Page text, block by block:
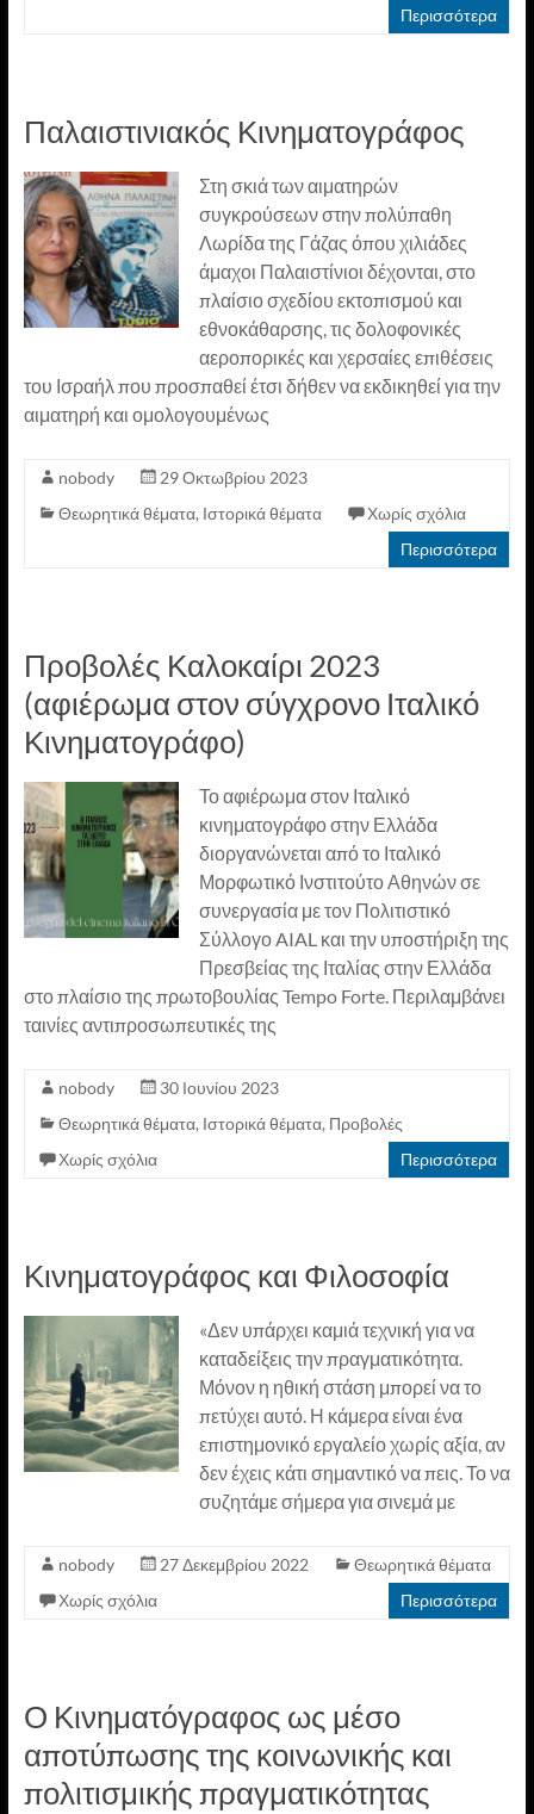
Περισσότερα
Παλαιστινιακός Κινηματογράφος
Στη σκιά των αιματηρών
συγκρούσεων στην πολύπαθη
Λωρίδα της Γάζας όπου χιλιάδες
άμαχοι Παλαιστίνιοι δέχονται, στο
πλαίσιο σχεδίου εκτοπισμού και
εθνοκάθαρσης, τις δολοφονικές
αεροπορικές και χερσαίες επιθέσεις
του Ισραήλ που προσπαθεί έτσι δήθεν να εκδικηθεί για την
αιματηρή και ομολογουμένως
nobody
29 Οκτωβρίου 2023
Θεωρητικά θέματα, Ιστορικά θέματα
Χωρίς σχόλια
Περισσότερα
Προβολές Καλοκαίρι 2023
(αφιέρωμα στον σύγχρονο Ιταλικό
Κινηματογράφο)
Το αφιέρωμα στον Ιταλικό
κινηματογράφο στην Ελλάδα
διοργανώνεται από το Ιταλικό
Μορφωτικό Ινστιτούτο Αθηνών σε
συνεργασία με τον Πολιτιστικό
Σύλλογο AIAL και την υποστήριξη της
Πρεσβείας της Ιταλίας στην Ελλάδα
στο πλαίσιο της πρωτοβουλίας Tempo Forte. Περιλαμβάνει
ταινίες αντιπροσωπευτικές της
nobody
30 Ιουνίου 2023
Θεωρητικά θέματα, Ιστορικά θέματα, Προβολές
Χωρίς σχόλια
Περισσότερα
Κινηματογράφος και Φιλοσοφία
«Δεν υπάρχει καμιά τεχνική για να
καταδείξεις την πραγματικότητα.
Μόνον η ηθική στάση μπορεί να το
πετύχει αυτό. Η κάμερα είναι ένα
επιστημονικό εργαλείο χωρίς αξία, αν
δεν έχεις κάτι σημαντικό να πεις. Το να
συζητάμε σήμερα για σινεμά με
nobody 27 Δεκεμβρίου 2022
Θεωρητικά θέματα
Χωρίς σχόλια
Περισσότερα
Ο Κινηματόγραφος ως μέσο
αποτύπωσης της κοινωνικής και
πολιτισμικής πραγματικότητας